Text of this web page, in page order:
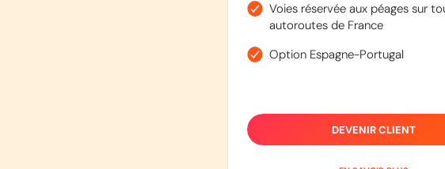
Voies réservée aux péages sur
autoroutes de France
Option Espagne-Portugal
DEVENIR CLIENT